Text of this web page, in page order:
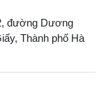
đường Dương
Thành phố Hà